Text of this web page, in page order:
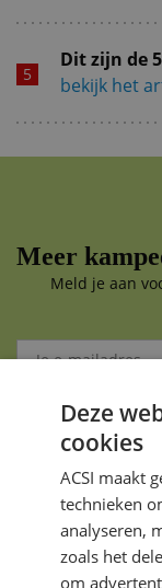
Dit zijn de
bekijk het
Meer
Meld je aan
Je gegevens
Deze
cookies
ACSI maakt
technieken
analyseren,
zoals het
om